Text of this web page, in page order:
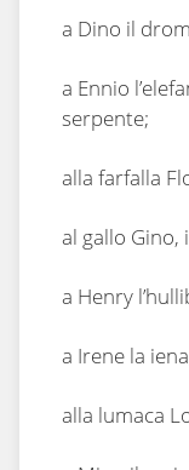
a Dino il
a Ennio
serpente;
alla farfalla
al gallo Gino,
a Henry
a Irene la
alla lumaca